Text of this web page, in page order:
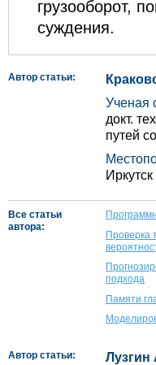
грузооборот,
суждения.
Автор статьи:
Ученая
докт.
путей
Иркутск
Все статьи
автора:
Проверка
подхода
Памяти
Автор статьи:
Лузгин